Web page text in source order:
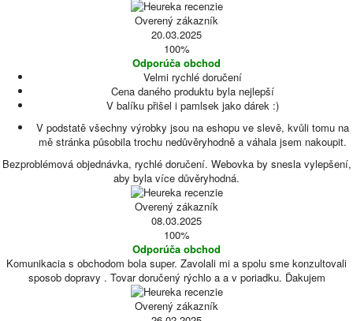
Overený zákazník
20.03.2025
100%
Odporúča obchod
Velmi rychlé doručení
Cena daného produktu byla nejlepší
V balíku přišel i pamlsek jako dárek :)
V podstatě všechny výrobky jsou na eshopu ve slevě, kvůli tomu na
mě stránka působila trochu nedůvěryhodně a váhala jsem nakoupit.
Bezproblémová objednávka, rychlé doručení. Webovka by snesla vylepšení,
aby byla více důvěryhodná.
Overený zákazník
08.03.2025
100%
Odporúča obchod
Komunikacia s obchodom bola super. Zavolali mi a spolu sme konzultovali
sposob dopravy . Tovar doručený rýchlo a a v poriadku. Ďakujem
Overený zákazník